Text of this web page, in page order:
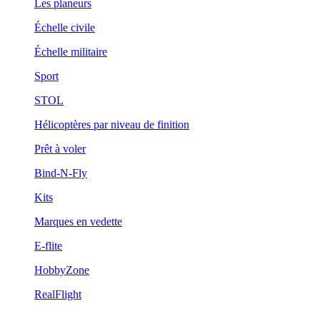
Les planeurs
Échelle civile
Échelle militaire
Sport
STOL
Hélicoptères par niveau de finition
Prêt à voler
Bind-N-Fly
Kits
Marques en vedette
E-flite
HobbyZone
RealFlight